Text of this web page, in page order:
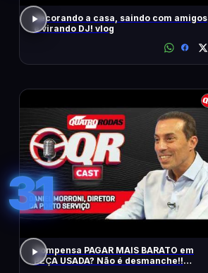
decorando a casa, saindo com amigos
e virando DJ! vlog
31
Compensa PAGAR MAIS BARATO em
PEÇA USADA? Não é desmanche!!